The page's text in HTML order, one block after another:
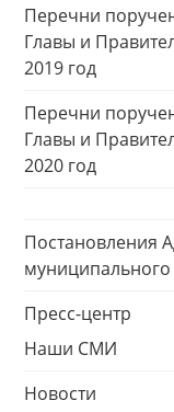
Перечни
Главы и
2019 год
Перечни
Главы и
2020 год
Постановления
муниципального
Пресс-центр
Наши СМИ
Новости